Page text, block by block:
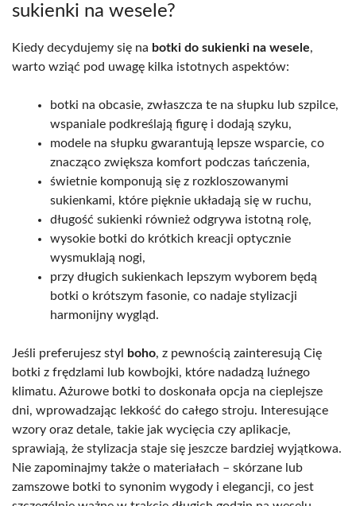
sukienki na wesele?
Kiedy decydujemy się na botki do sukienki na wesele,
warto wziąć pod uwagę kilka istotnych aspektów:
botki na obcasie, zwłaszcza te na słupku lub szpilce,
wspaniale podkreślają figurę i dodają szyku,
modele na słupku gwarantują lepsze wsparcie, co
znacząco zwiększa komfort podczas tańczenia,
świetnie komponują się z rozkloszowanymi
sukienkami, które pięknie układają się w ruchu,
długość sukienki również odgrywa istotną rolę,
wysokie botki do krótkich kreacji optycznie
wysmuklają nogi,
przy długich sukienkach lepszym wyborem będą
botki o krótszym fasonie, co nadaje stylizacji
harmonijny wygląd.
Jeśli preferujesz styl boho, z pewnością zainteresują Cię
botki z frędzlami lub kowbojki, które nadadzą luźnego
klimatu. Ażurowe botki to doskonała opcja na cieplejsze
dni, wprowadzając lekkość do całego stroju. Interesujące
wzory oraz detale, takie jak wycięcia czy aplikacje,
sprawiają, że stylizacja staje się jeszcze bardziej wyjątkowa.
Nie zapominajmy także o materiałach – skórzane lub
zamszowe botki to synonim wygody i elegancji, co jest